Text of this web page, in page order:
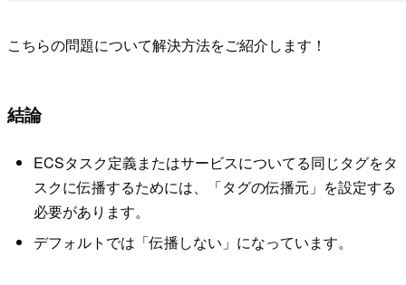
こちらの問題について解決方法をご紹介します！
結論
ECSタスク定義またはサービスについてる同じタグをタ
スクに伝播するためには、「タグの伝播元」を設定する
必要があります。
デフォルトでは「伝播しない」になっています。